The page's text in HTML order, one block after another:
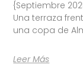
{Septiembre
Una terraza
una copa de
Leer Más